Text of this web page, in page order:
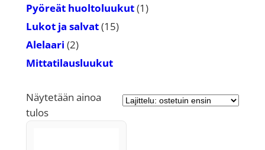
Pyöreät huoltoluukut 11
Lukot ja salvat 1515
Alelaari 22
tuotetta
Mittatilausluukut
Näytetään ainoa
tulos